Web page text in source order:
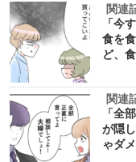
関連
「今
食を
ど、
関連
「全
が隠
ゃダ